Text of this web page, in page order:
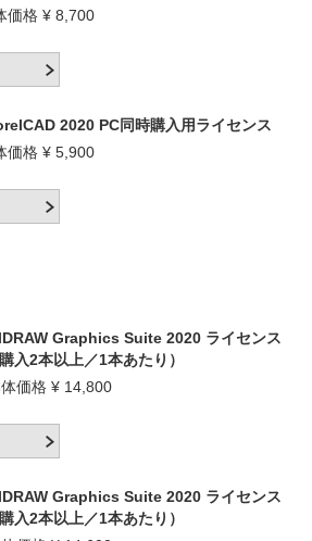
価格 ¥ 8,700
2020 PC同時購入用ライセンス
価格 ¥ 5,900
Graphics Suite 2020 ライセンス
入2本以上／1本あたり）
価格 ¥ 14,800
Graphics Suite 2020 ライセンス
入2本以上／1本あたり）